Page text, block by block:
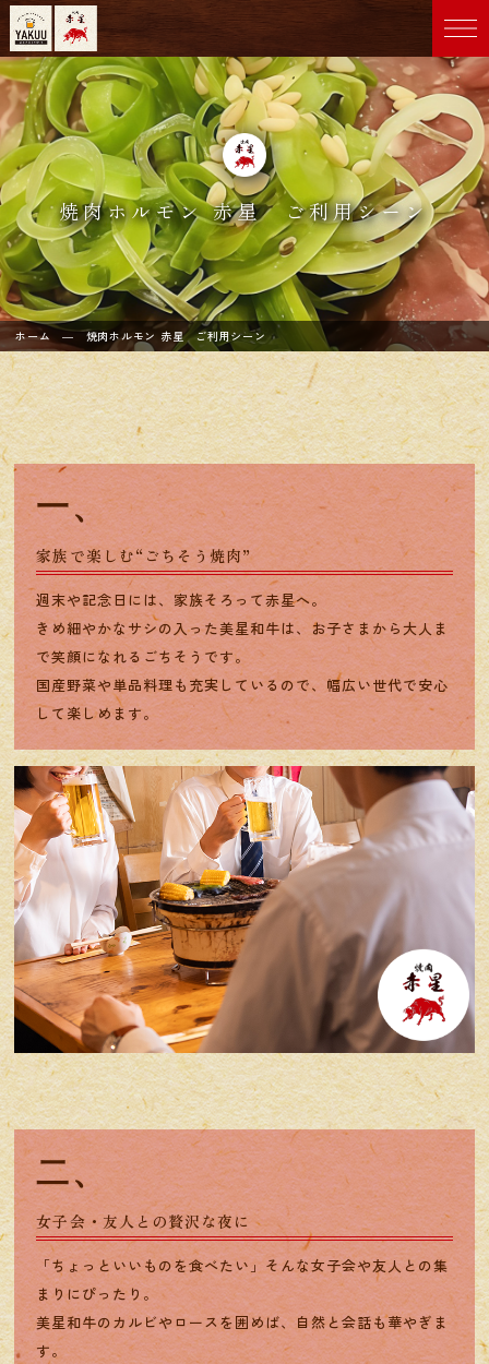
焼肉ホルモン 赤星 ご利用シーン
ホーム ― 焼肉ホルモン 赤星 ご利用シーン
一、
家族で楽しむ“ごちそう焼肉”
週末や記念日には、家族そろって赤星へ。
きめ細やかなサシの入った美星和牛は、お子さまから大人ま
で笑顔になれるごちそうです。
国産野菜や単品料理も充実しているので、幅広い世代で安心
して楽しめます。
二、
女子会・友人との贅沢な夜に
「ちょっといいものを食べたい」そんな女子会や友人との集
まりにぴったり。
美星和牛のカルビやロースを囲めば、自然と会話も華やぎま
す。